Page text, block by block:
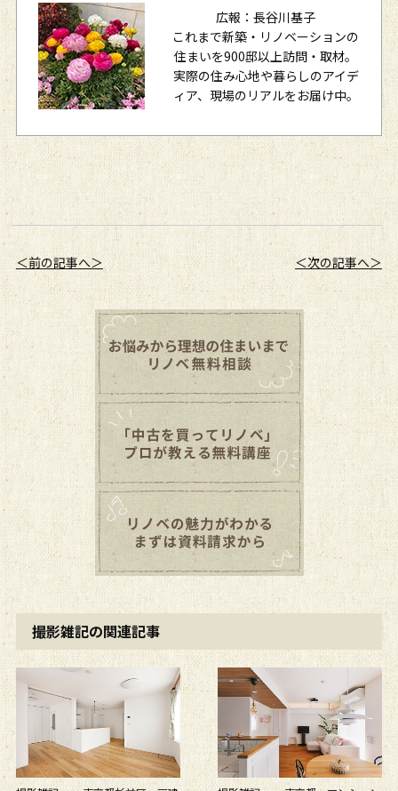
広報：長谷川基子
これまで新築・リノベーションの
住まいを900邸以上訪問・取材。
実際の住み心地や暮らしのアイデ
ィア、現場のリアルをお届け中。
＜前の記事へ＞ ＜次の記事へ＞
撮影雑記の関連記事